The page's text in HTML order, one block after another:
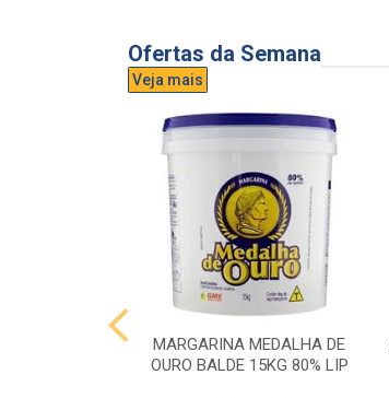
Ofertas da Semana
Veja mais
MARGARINA MEDALHA DE
OURO BALDE 15KG 80% LIP